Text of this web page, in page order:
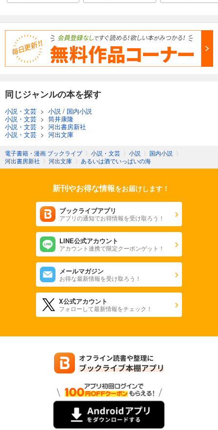
同じジャンルの本を探す
小説・文芸 > 小説 / 国内小説
小説・文芸 > 筒井康隆
小説・文芸 > 河出書房新社
小説・文芸 > 河出文庫
電子書籍・漫画 ブックライブ 〉 小説・文芸 〉 小説 〉 国内小説 〉
河出書房新社 〉 河出文庫 〉 あるいは酒でいっぱいの海
新刊やお得な情報をお届けします！
ブックライブアプリ
アプリの通知でお得情報を受け取ろう！
LINE公式アカウント
アカウント連携で限定クーポンゲット！
メールマガジン
お得な最新情報を受け取ろう！
X公式アカウント
フォローして最新情報をチェック！